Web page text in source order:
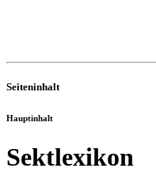
Seiteninhalt
Hauptinhalt
Sektlexikon